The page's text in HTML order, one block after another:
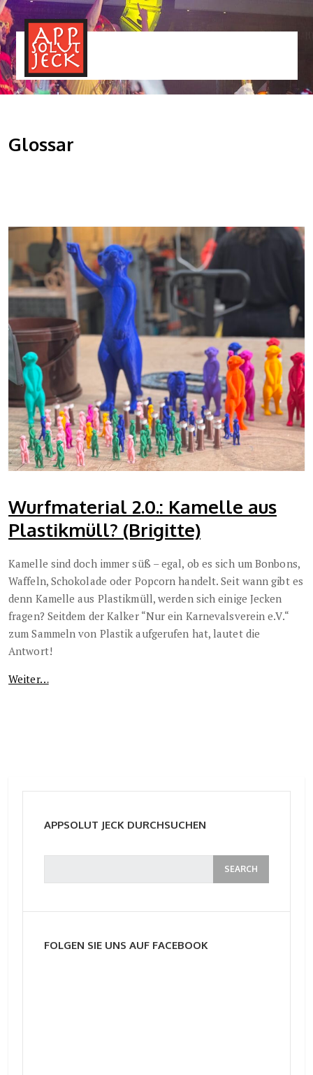
Glossar
Wurfmaterial 2.0.: Kamelle aus
Plastikmüll? (Brigitte)
Kamelle sind doch immer süß – egal, ob es sich um Bonbons,
Waffeln, Schokolade oder Popcorn handelt. Seit wann gibt es
denn Kamelle aus Plastikmüll, werden sich einige Jecken
fragen? Seitdem der Kalker “Nur ein Karnevalsverein e.V.“
zum Sammeln von Plastik aufgerufen hat, lautet die
Antwort!
Weiter…
APPSOLUT JECK DURCHSUCHEN
FOLGEN SIE UNS AUF FACEBOOK